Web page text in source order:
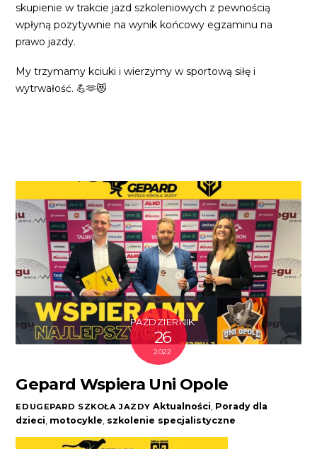
skupienie w trakcie jazd szkoleniowych z pewnością
wpłyną pozytywnie na wynik końcowy egzaminu na
prawo jazdy.
My trzymamy kciuki i wierzymy w sportową siłę i
wytrwałość. 💪🫶😻
PAŹDZIERNIK
26
2022
Gepard Wspiera Uni Opole
EDUGEPARD SZKOŁA JAZDY Aktualności, Porady dla
dzieci, motocykle, szkolenie specjalistyczne